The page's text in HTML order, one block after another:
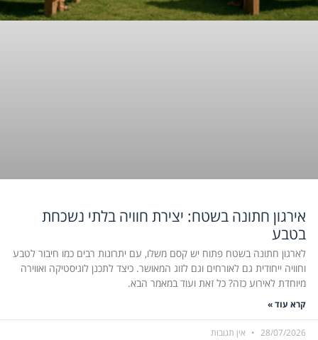
אירגון חתונה בשטח: יצירת חוויה בלתי נשכחת
בטבע
לארגון חתונה בשטח פתוח יש קסם משלו, עם יתרונות רבים כמו חיבור לטבע
וחוויה ייחודית גם לאורחים וגם לזוג המאושר. כיצד לתכנן לוגיסטיקה ואווירה
מיוחדת לאירוע כזה? כל זאת ועוד במאמר הבא.
קרא עוד »
28/07/2026 אין תגובות